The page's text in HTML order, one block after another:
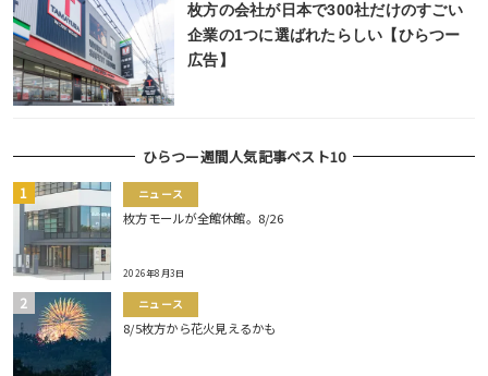
枚方の会社が日本で300社だけのすごい
企業の1つに選ばれたらしい【ひらつー
広告】
ひらつー週間人気記事ベスト10
ニュース
枚方モールが全館休館。8/26
2026年8月3日
ニュース
8/5枚方から花火見えるかも